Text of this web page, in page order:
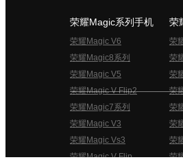
荣耀Magic系列手机
荣耀Magic V6
荣耀Magic8系列
荣耀Magic V5
荣耀Magic V Flip2
荣耀Magic7系列
荣耀Magic V3
荣耀Magic Vs3
荣耀Magic V Flip
荣
荣
荣
荣
荣
荣
荣
荣
荣